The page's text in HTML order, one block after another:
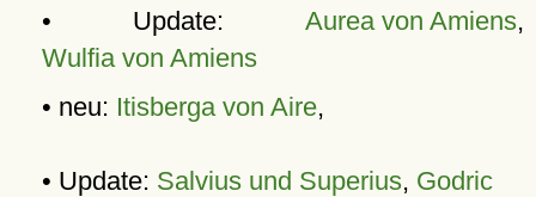
• Update: Aurea von Amiens,
Wulfia von Amiens
• neu: Itisberga von Aire,
• Update: Salvius und Superius, Godric